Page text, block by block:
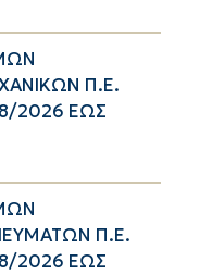
Π.Ε.
2026 ΕΩΣ
Π.Ε.
2026 ΕΩΣ